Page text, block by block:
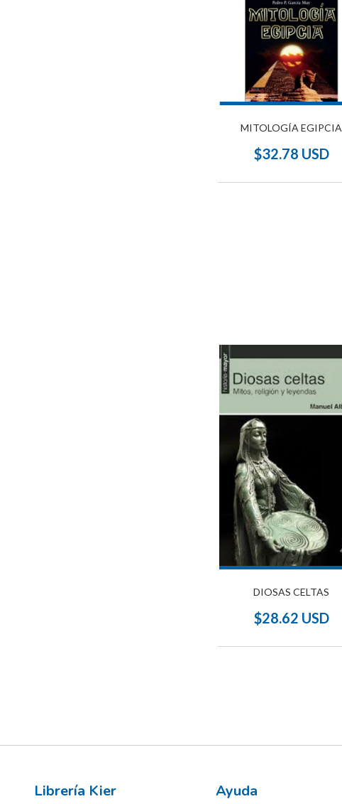
MITOLOGÍA EGIPCIA
$32.78 USD
DIOSAS CELTAS
$28.62 USD
Librería Kier Ayuda